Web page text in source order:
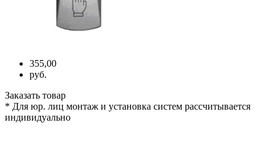
355,00
руб.
Заказать товар
* Для юр. лиц монтаж и установка систем рассчитывается
индивидуально